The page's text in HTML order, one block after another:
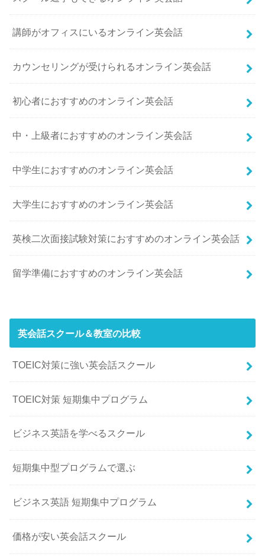
講師がオフィスにいるオンライン英会話
カウンセリングが受けられるオンライン英会話
初心者におすすめのオンライン英会話
中・上級者におすすめのオンライン英会話
中学生におすすめのオンライン英会話
大学生におすすめのオンライン英会話
英検二次面接試験対策におすすめのオンライン英会話
留学準備におすすめのオンライン英会話
英会話スクール＆教室の比較
TOEIC対策に強い英会話スクール
TOEIC対策 短期集中プログラム
ビジネス英語を学べるスクール
短期集中型プログラムで選ぶ
ビジネス英語 短期集中プログラム
価格が安い英会話スクール